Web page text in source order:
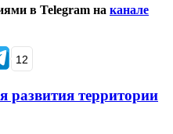
в Telegram на канале
12
развития территории